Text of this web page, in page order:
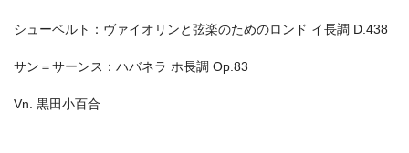
シューベルト：ヴァイオリンと弦楽のためのロンド イ長調 D.438
サン＝サーンス：ハバネラ ホ長調 Op.83
Vn. 黒田小百合